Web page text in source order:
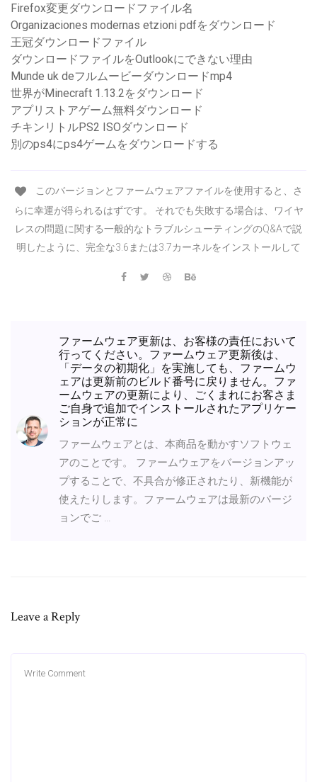
Firefox変更ダウンロードファイル名
Organizaciones modernas etzioni pdfをダウンロード
王冠ダウンロードファイル
ダウンロードファイルをOutlookにできない理由
Munde uk deフルムービーダウンロードmp4
世界がMinecraft 1.13.2をダウンロード
アプリストアゲーム無料ダウンロード
チキンリトルPS2 ISOダウンロード
別のps4にps4ゲームをダウンロードする
このバージョンとファームウェアファイルを使用すると、さ
らに幸運が得られるはずです。 それでも失敗する場合は、ワイヤ
レスの問題に関する一般的なトラブルシューティングのQ&Aで説
明したように、完全な3.6または3.7カーネルをインストールして
ファームウェア更新は、お客様の責任において
行ってください。ファームウェア更新後は、
「データの初期化」を実施しても、ファームウ
ェアは更新前のビルド番号に戻りません。ファ
ームウェアの更新により、ごくまれにお客さま
ご自身で追加でインストールされたアプリケー
ションが正常に
ファームウェアとは、本商品を動かすソフトウェ
アのことです。 ファームウェアをバージョンアッ
プすることで、不具合が修正されたり、新機能が
使えたりします。ファームウェアは最新のバージ
ョンでご …
Leave a Reply